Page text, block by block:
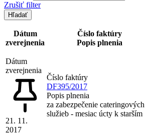
Zrušiť filter
Dátum
zverejnenia
Číslo faktúry
Popis plnenia
Dátum
zverejnenia
21. 11.
2017
Číslo faktúry
DF395/2017
Popis plnenia
za zabezpečenie cateringových
služieb - mesiac úcty k starším